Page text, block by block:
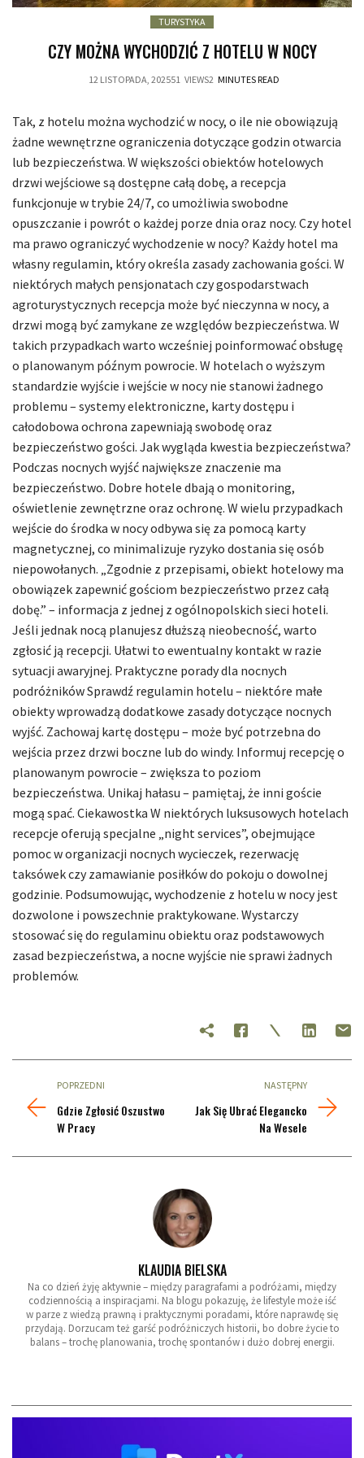
TURYSTYKA
CZY MOŻNA WYCHODZIĆ Z HOTELU W NOCY
12 LISTOPADA, 202551 VIEWS2 MINUTES READ
Tak, z hotelu można wychodzić w nocy, o ile nie obowiązują
żadne wewnętrzne ograniczenia dotyczące godzin otwarcia
lub bezpieczeństwa. W większości obiektów hotelowych
drzwi wejściowe są dostępne całą dobę, a recepcja
funkcjonuje w trybie 24/7, co umożliwia swobodne
opuszczanie i powrót o każdej porze dnia oraz nocy. Czy hotel
ma prawo ograniczyć wychodzenie w nocy? Każdy hotel ma
własny regulamin, który określa zasady zachowania gości. W
niektórych małych pensjonatach czy gospodarstwach
agroturystycznych recepcja może być nieczynna w nocy, a
drzwi mogą być zamykane ze względów bezpieczeństwa. W
takich przypadkach warto wcześniej poinformować obsługę
o planowanym późnym powrocie. W hotelach o wyższym
standardzie wyjście i wejście w nocy nie stanowi żadnego
problemu – systemy elektroniczne, karty dostępu i
całodobowa ochrona zapewniają swobodę oraz
bezpieczeństwo gości. Jak wygląda kwestia bezpieczeństwa?
Podczas nocnych wyjść największe znaczenie ma
bezpieczeństwo. Dobre hotele dbają o monitoring,
oświetlenie zewnętrzne oraz ochronę. W wielu przypadkach
wejście do środka w nocy odbywa się za pomocą karty
magnetycznej, co minimalizuje ryzyko dostania się osób
niepowołanych. „Zgodnie z przepisami, obiekt hotelowy ma
obowiązek zapewnić gościom bezpieczeństwo przez całą
dobę.” – informacja z jednej z ogólnopolskich sieci hoteli.
Jeśli jednak nocą planujesz dłuższą nieobecność, warto
zgłosić ją recepcji. Ułatwi to ewentualny kontakt w razie
sytuacji awaryjnej. Praktyczne porady dla nocnych
podróżników Sprawdź regulamin hotelu – niektóre małe
obiekty wprowadzą dodatkowe zasady dotyczące nocnych
wyjść. Zachowaj kartę dostępu – może być potrzebna do
wejścia przez drzwi boczne lub do windy. Informuj recepcję o
planowanym powrocie – zwiększa to poziom
bezpieczeństwa. Unikaj hałasu – pamiętaj, że inni goście
mogą spać. Ciekawostka W niektórych luksusowych hotelach
recepcje oferują specjalne „night services”, obejmujące
pomoc w organizacji nocnych wycieczek, rezerwację
taksówek czy zamawianie posiłków do pokoju o dowolnej
godzinie. Podsumowując, wychodzenie z hotelu w nocy jest
dozwolone i powszechnie praktykowane. Wystarczy
stosować się do regulaminu obiektu oraz podstawowych
zasad bezpieczeństwa, a nocne wyjście nie sprawi żadnych
problemów.
POPRZEDNI
Gdzie Zgłosić Oszustwo
W Pracy
NASTĘPNY
Jak Się Ubrać Elegancko
Na Wesele
KLAUDIA BIELSKA
Na co dzień żyję aktywnie – między paragrafami a podróżami, między
codziennością a inspiracjami. Na blogu pokazuję, że lifestyle może iść
w parze z wiedzą prawną i praktycznymi poradami, które naprawdę się
przydają. Dorzucam też garść podróżniczych historii, bo dobre życie to
balans – trochę planowania, trochę spontanów i dużo dobrej energii.